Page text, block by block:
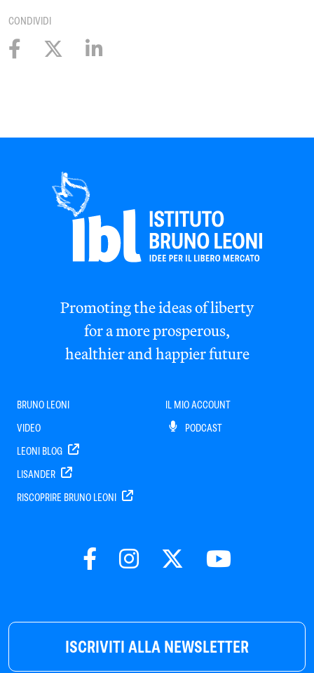
CONDIVIDI
ISCRIVITI ALLA NEWSLETTER
Promoting the ideas of liberty
for a more prosperous,
healthier and happier future
BRUNO LEONI
VIDEO
LEONI BLOG
LISANDER
RISCOPRIRE BRUNO LEONI
IL MIO ACCOUNT
PODCAST